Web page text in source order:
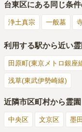
台東区にある同じ条
浄土真宗 一般墓
利用する駅から近い
田原町(東京メトロ銀座
浅草(東武伊勢崎線)
近隣市区町村から霊
中央区 文京区 墨